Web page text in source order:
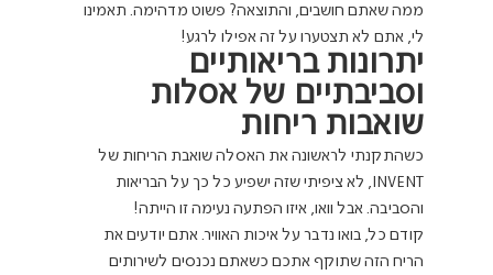
ממה שאתם חושבים, והתוצאה? פשוט מדהימה. תאמינו
לי, אתם לא תצטערו על זה אפילו לרגע!
יתרונות בריאותיים
וסביבתיים של אסלות
שואבות ריחות
כשהתקנתי לראשונה את האסלה שואבת הריחות של
INVENT, לא ציפיתי שזה ישפיע כל כך על הבריאות
והסביבה. אבל וואו, איזו הפתעה נעימה זו הייתה!
קודם כל, בואו נדבר על איכות האוויר. אתם יודעים את
הריח הזה שתוקף אתכם כשאתם נכנסים לשירותים